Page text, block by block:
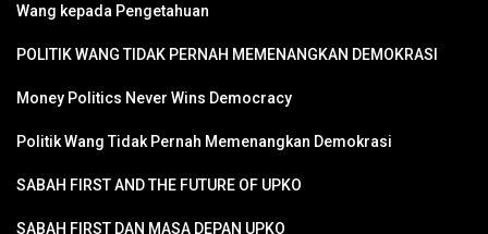
Wang kepada Pengetahuan
POLITIK WANG TIDAK PERNAH MEMENANGKAN DEMOKRASI
Money Politics Never Wins Democracy
Politik Wang Tidak Pernah Memenangkan Demokrasi
SABAH FIRST AND THE FUTURE OF UPKO
SABAH FIRST DAN MASA DEPAN UPKO